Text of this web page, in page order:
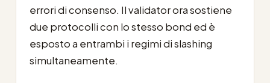
errori di consenso. Il validator ora sostiene
due protocolli con lo stesso bond ed è
esposto a entrambi i regimi di slashing
simultaneamente.